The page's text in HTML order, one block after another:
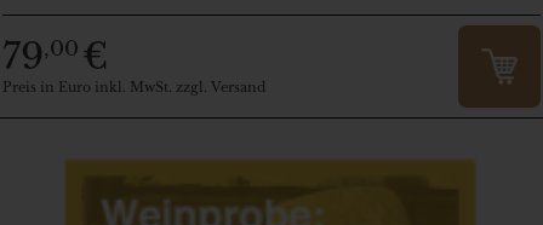
79,00 €
Preis in Euro inkl. MwSt. zzgl. Versand